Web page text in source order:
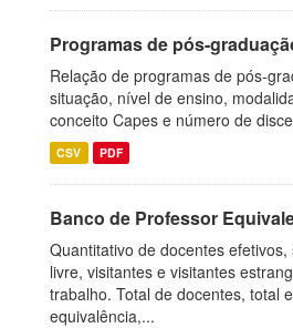
Programas de pós-
Relação de programas de pós-
situação, nível de ensino,
conceito Capes e número de
CSV PDF
Banco de Professor
Quantitativo de docentes efetivos,
livre, visitantes e visitantes
trabalho. Total de docentes, total
equivalência,...